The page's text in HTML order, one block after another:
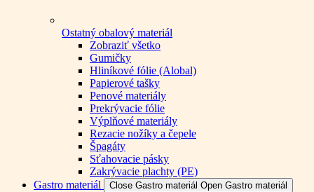
Ostatný obalový materiál
Zobraziť všetko
Gumičky
Hliníkové fólie (Alobal)
Papierové tašky
Penové materiály
Prekrývacie fólie
Výplňové materiály
Rezacie nožíky a čepele
Špagáty
Sťahovacie pásky
Zakrývacie plachty (PE)
Gastro materiál
Close Gastro materiál Open Gastro materiál